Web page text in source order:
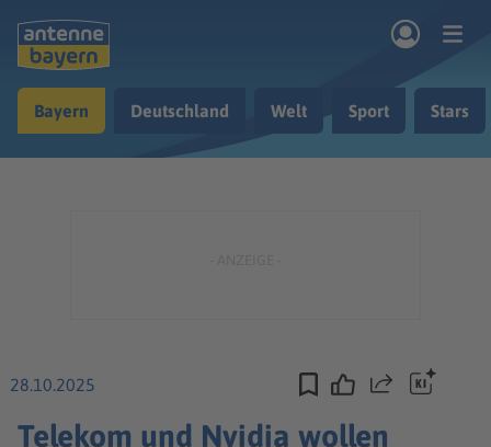
Musik & Radio
Bayern Deutschland Welt Sport Stars
28.10.2025 Teilen
Telekom und Nvidia wollen